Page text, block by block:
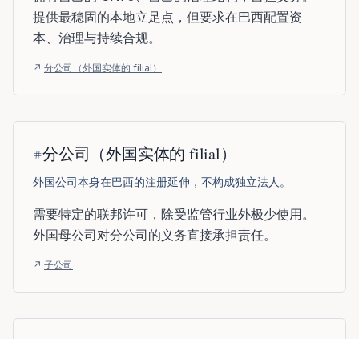
提供最稳固的本地立足点，但要求在巴西配置资
本、治理与持续合规。
↗ 分公司（外国实体的 filial）
分公司（外国实体的 filial）
外国公司本身在巴西的注册延伸，不构成独立法人。
需要特定的联邦许可，除受监管行业外极少使用。
外国母公司对分公司的义务直接承担责任。
↗ 子公司